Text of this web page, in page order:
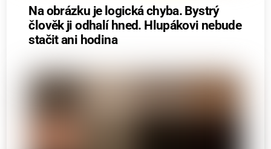
Na obrázku je logická chyba. Bystrý
člověk ji odhalí hned. Hlupákovi nebude
stačit ani hodina